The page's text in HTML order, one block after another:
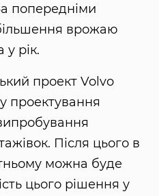
попередніми
врожаю
у рік.
проект Volvo
проектування
Після цього в
можна буде
цього рішення у